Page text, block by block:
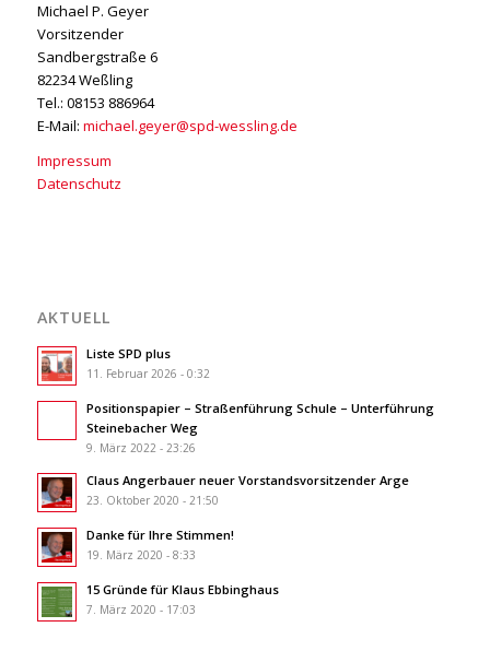
Michael P. Geyer
Vorsitzender
Sandbergstraße 6
82234 Weßling
Tel.: 08153 886964
E-Mail: michael.geyer@spd-wessling.de
Impressum
Datenschutz
AKTUELL
Liste SPD plus
11. Februar 2026 - 0:32
Positionspapier – Straßenführung Schule – Unterführung
Steinebacher Weg
9. März 2022 - 23:26
Claus Angerbauer neuer Vorstandsvorsitzender Arge
23. Oktober 2020 - 21:50
Danke für Ihre Stimmen!
19. März 2020 - 8:33
15 Gründe für Klaus Ebbinghaus
7. März 2020 - 17:03